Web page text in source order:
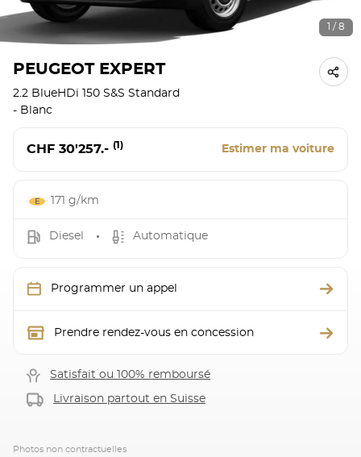
1 / 8
PEUGEOT EXPERT
2.2 BlueHDi 150 S&S Standard
- Blanc
CHF 30'257.- (1) Estimer ma voiture
171 g/km
Diesel Automatique
Programmer un appel
Prendre rendez-vous en concession
Satisfait ou 100% remboursé
Livraison partout en Suisse
Photos non contractuelles